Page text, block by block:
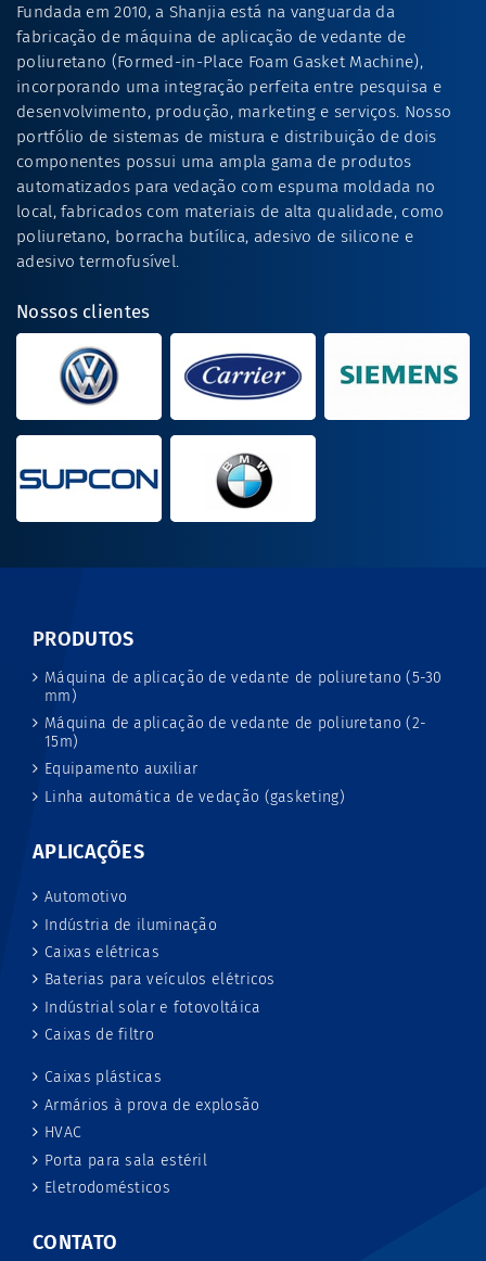
Fundada em 2010, a Shanjia está na vanguarda da
fabricação de máquina de aplicação de vedante de
poliuretano (Formed-in-Place Foam Gasket Machine),
incorporando uma integração perfeita entre pesquisa e
desenvolvimento, produção, marketing e serviços. Nosso
portfólio de sistemas de mistura e distribuição de dois
componentes possui uma ampla gama de produtos
automatizados para vedação com espuma moldada no
local, fabricados com materiais de alta qualidade, como
poliuretano, borracha butílica, adesivo de silicone e
adesivo termofusível.
Nossos clientes
PRODUTOS
Máquina de aplicação de vedante de poliuretano (5-30
mm)
Máquina de aplicação de vedante de poliuretano (2-
15m)
Equipamento auxiliar
Linha automática de vedação (gasketing)
APLICAÇÕES
Automotivo
Indústria de iluminação
Caixas elétricas
Baterias para veículos elétricos
Indústrial solar e fotovoltáica
Caixas de filtro
Caixas plásticas
Armários à prova de explosão
HVAC
Porta para sala estéril
Eletrodomésticos
CONTATO